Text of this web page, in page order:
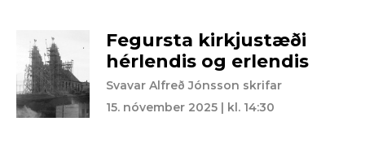
Fegursta kirkjustæði
hérlendis og erlendis
Svavar Alfreð Jónsson skrifar
15. nóvember 2025 | kl. 14:30